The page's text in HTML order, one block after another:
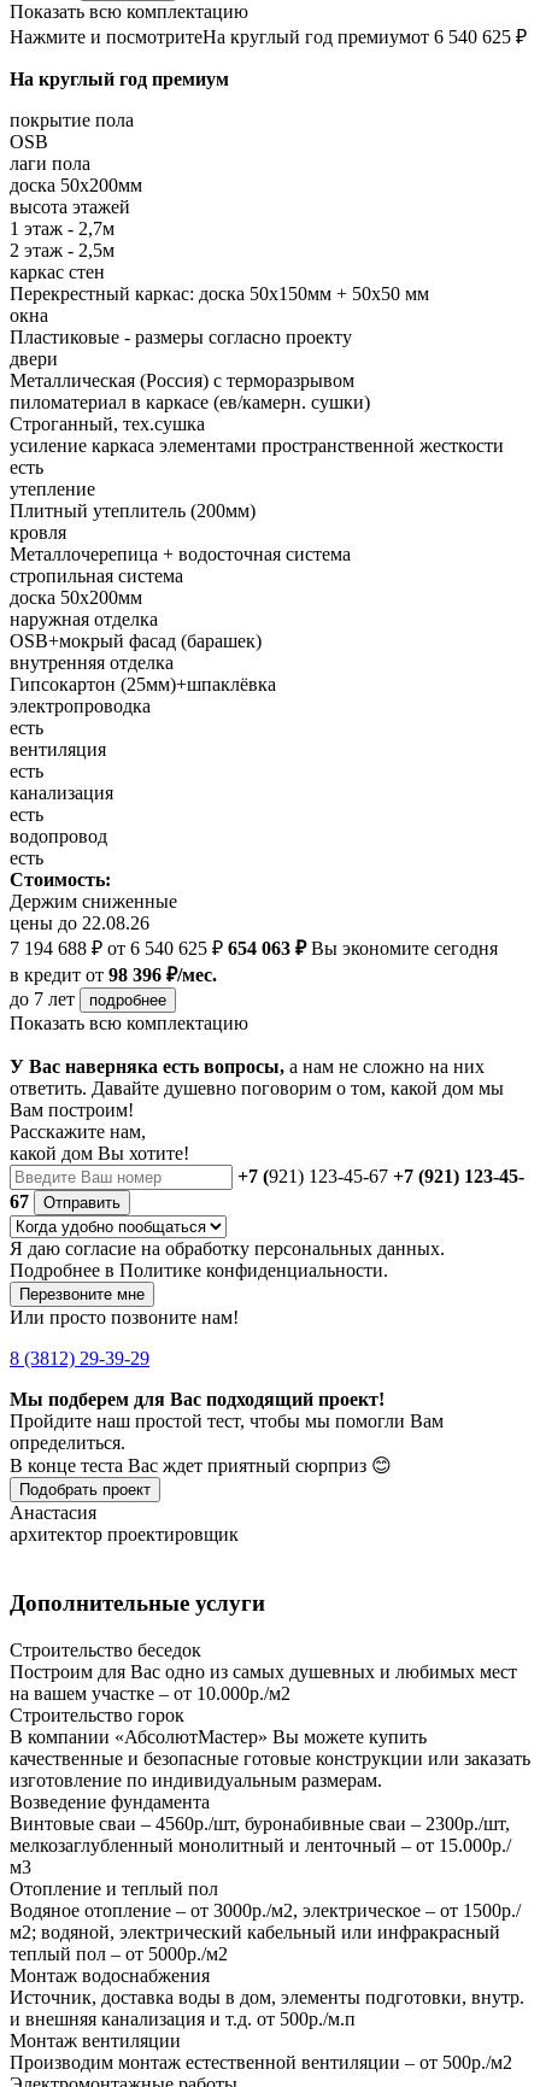
Показать всю комплектацию
Нажмите и посмотритеНа круглый год премиумот 6 540 625 ₽
На круглый год премиум
покрытие пола
OSB
лаги пола
доска 50х200мм
высота этажей
1 этаж - 2,7м
2 этаж - 2,5м
каркас стен
Перекрестный каркас: доска 50х150мм + 50х50 мм
окна
Пластиковые - размеры согласно проекту
двери
Металлическая (Россия) с терморазрывом
пиломатериал в каркасе (ев/камерн. сушки)
Строганный, тех.сушка
усиление каркаса элементами пространственной жесткости
есть
утепление
Плитный утеплитель (200мм)
кровля
Металлочерепица + водосточная система
стропильная система
доска 50х200мм
наружная отделка
OSB+мокрый фасад (барашек)
внутренняя отделка
Гипсокартон (25мм)+шпаклёвка
электропроводка
есть
вентиляция
есть
канализация
есть
водопровод
есть
Стоимость:
Держим сниженные
цены до 22.08.26
7 194 688 ₽ от 6 540 625 ₽ 654 063 ₽Вы экономите сегодня
в кредит от 98 396 ₽/мес.
до 7 лет
подробнее
Показать всю комплектацию
У Вас наверняка есть вопросы, а нам не сложно на них
ответить. Давайте душевно поговорим о том, какой дом мы
Вам построим!
Расскажите нам,
какой дом Вы хотите!
+7 (921) 123-45-67 +7 (921) 123-45-
67
Отправить
Я даю согласие на обработку персональных данных.
Подробнее в Политике конфиденциальности.
Перезвоните мне
Или просто позвоните нам!
8 (3812) 29-39-29
Мы подберем для Вас подходящий проект!
Пройдите наш простой тест, чтобы мы помогли Вам
определиться.
В конце теста Вас ждет приятный сюрприз 😊
Подобрать проект
Анастасия
архитектор проектировщик
Дополнительные услуги
Строительство беседок
Построим для Вас одно из самых душевных и любимых мест
на вашем участке – от 10.000р./м2
Строительство горок
В компании «АбсолютМастер» Вы можете купить
качественные и безопасные готовые конструкции или заказать
изготовление по индивидуальным размерам.
Возведение фундамента
Винтовые сваи – 4560р./шт, буронабивные сваи – 2300р./шт,
мелкозаглубленный монолитный и ленточный – от 15.000р./
м3
Отопление и теплый пол
Водяное отопление – от 3000р./м2, электрическое – от 1500р./
м2; водяной, электрический кабельный или инфракрасный
теплый пол – от 5000р./м2
Монтаж водоснабжения
Источник, доставка воды в дом, элементы подготовки, внутр.
и внешняя канализация и т.д. от 500р./м.п
Монтаж вентиляции
Производим монтаж естественной вентиляции – от 500р./м2